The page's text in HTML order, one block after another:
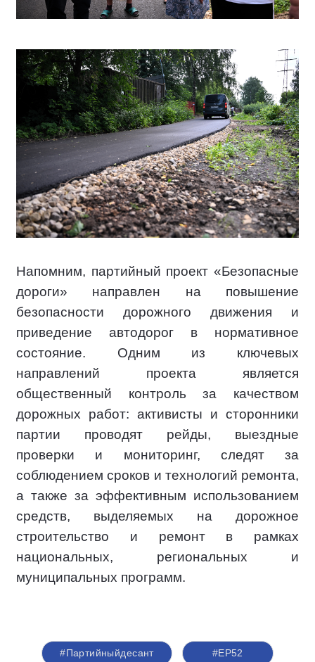
Напомним, партийный проект «Безопасные
дороги» направлен на повышение
безопасности дорожного движения и
приведение автодорог в нормативное
состояние. Одним из ключевых
направлений проекта является
общественный контроль за качеством
дорожных работ: активисты и сторонники
партии проводят рейды, выездные
проверки и мониторинг, следят за
соблюдением сроков и технологий ремонта,
а также за эффективным использованием
средств, выделяемых на дорожное
строительство и ремонт в рамках
национальных, региональных и
муниципальных программ.
#Партийныйдесант #ЕР52